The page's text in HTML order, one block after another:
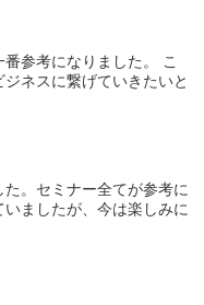
参考になりました。 こ
ネスに繋げていきたいと
。セミナー全てが参考に
ましたが、今は楽しみに